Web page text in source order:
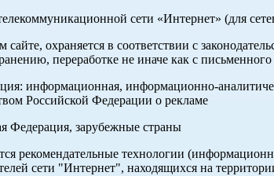
сети «Интернет» (для
охраняется в соответствии с
переработке не иначе как с
информационная, информационно-
Российской Федерации о рекламе
Федерация, зарубежные страны
рекомендательные технологии
сети "Интернет", находящихся на